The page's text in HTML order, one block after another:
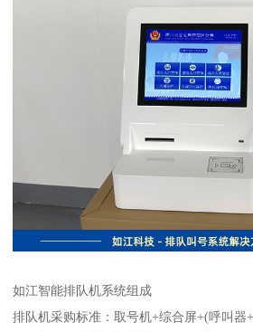
如江智能排队机系统组成
排队机采购标准：取号机+综合屏+(呼叫器